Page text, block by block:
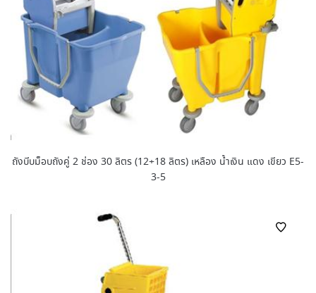
ถังบีบม็อบถังคู่ 2 ช่อง 30 ลิตร (12+18 ลิตร) เหลือง น้ำเงิน แดง เขียว E5-
3-5